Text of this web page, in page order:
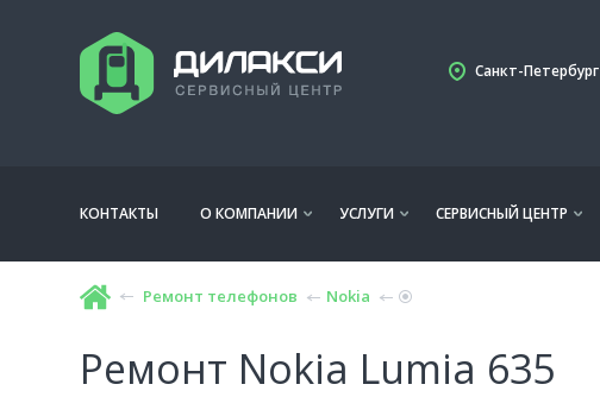
Санкт-Петербург
КОНТАКТЫ О КОМПАНИИ УСЛУГИ СЕРВИСНЫЙ ЦЕНТР
Ремонт телефонов Nokia
Ремонт Nokia Lumia 635